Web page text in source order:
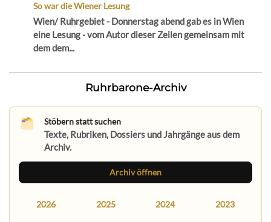
So war die Wiener Lesung
Wien/ Ruhrgebiet - Donnerstag abend gab es in Wien
eine Lesung - vom Autor dieser Zeilen gemeinsam mit
dem dem...
Ruhrbarone-Archiv
Stöbern statt suchen
Texte, Rubriken, Dossiers und Jahrgänge aus dem
Archiv.
Archiv öffnen
2026 2025 2024 2023